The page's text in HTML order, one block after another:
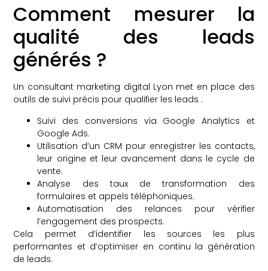
Comment mesurer la
qualité des leads
générés ?
Un consultant marketing digital Lyon met en place des
outils de suivi précis pour qualifier les leads :
Suivi des conversions via Google Analytics et
Google Ads.
Utilisation d’un CRM pour enregistrer les contacts,
leur origine et leur avancement dans le cycle de
vente.
Analyse des taux de transformation des
formulaires et appels téléphoniques.
Automatisation des relances pour vérifier
l’engagement des prospects.
Cela permet d’identifier les sources les plus
performantes et d’optimiser en continu la génération
de leads.